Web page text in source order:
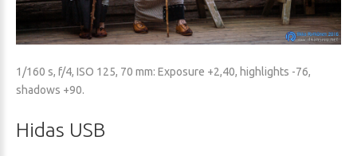
1/160 s, f/4, ISO 125, 70 mm: Exposure +2,40, highlights -76,
shadows +90.
Hidas USB